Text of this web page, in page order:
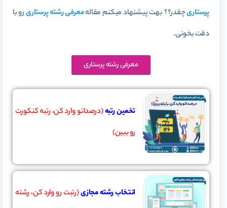
پرستاریچقدر؟؟ بهت پیشنهاد میکنم مقالهمعرفی رشته پرستاریرو با
دقت بخونی.
معرفی رشته پرستاری
تخمین رتبه(درصداتو وارد کن، رتبه کنکورت
رو ببین)
انتخاب رشته مجازی(رتبت رو وارد کن، رشته